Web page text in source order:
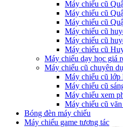
Máy chiếu cũ
Máy chiếu cũ
Máy chiếu cũ
Máy chiếu cũ
Máy chiếu cũ
Máy chiếu cũ
Máy chiếu dạy học giá
Máy chiếu cũ chuyên
Máy chiếu cũ lớp
Máy chiếu cũ
Máy chiếu xem
Máy chiếu cũ
Bóng đèn máy chiếu
Máy chiếu game tương tác